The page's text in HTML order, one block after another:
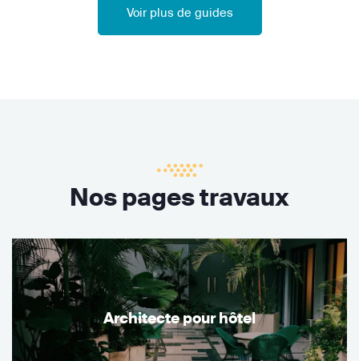
Voir plus de guides
Nos pages travaux
Architecte pour hôtel